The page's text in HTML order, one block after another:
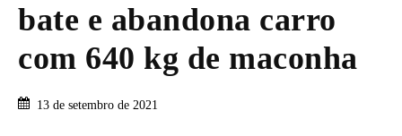
bate e abandona carro
com 640 kg de maconha
13 de setembro de 2021